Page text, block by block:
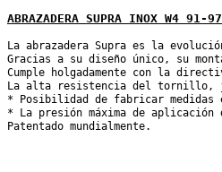
ABRAZADERA SUPRA INOX W4 91-97
La abrazadera Supra es la
Gracias a su diseño único, su
Cumple holgadamente con la
La alta resistencia del tornillo,
* Posibilidad de fabricar medidas
* La presión máxima de
Patentado mundialmente.